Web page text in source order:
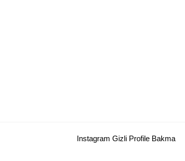
Instagram Gizli Profile Bakma